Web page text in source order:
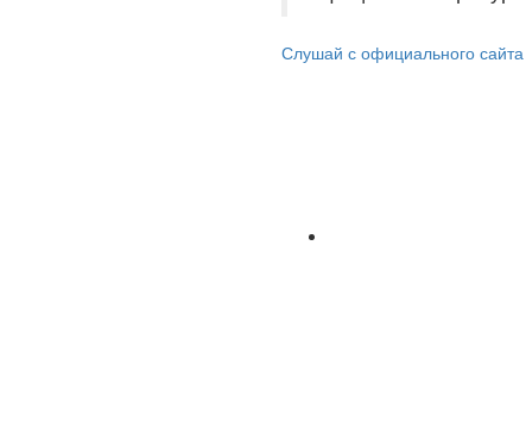
Слушай с официального сайта